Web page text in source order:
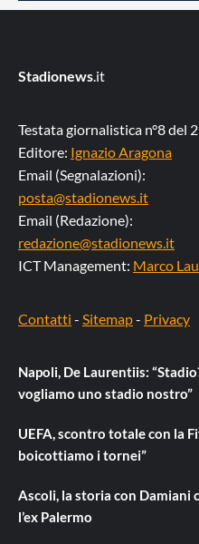
Stadionews.it
Testata giornalistica n°8 del
Editore: Ignazio Aragona
Email (Segnalazioni):
posta@stadionews.it
Email (Redazione):
redazione@stadionews.it
ICT Management: Marco
Contatti - Sitemap- Privacy
Napoli, De Laurentiis:
vogliamo uno stadio nostro”
UEFA, scontro totale con la
boicottiamo i tornei”
Ascoli, la storia con
l’ex Palermo